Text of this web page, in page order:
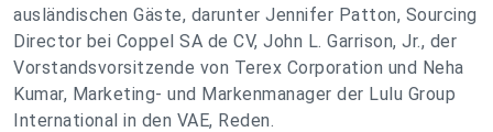
ausländischen Gäste, darunter Jennifer Patton, Sourcing
Director bei Coppel SA de CV, John L. Garrison, Jr., der
Vorstandsvorsitzende von Terex Corporation und Neha
Kumar, Marketing- und Markenmanager der Lulu Group
International in den VAE, Reden.